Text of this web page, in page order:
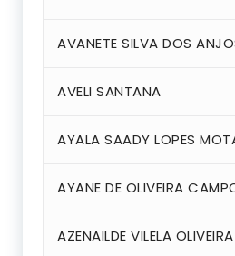
AVANETE SILVA DOS
AVELI SANTANA
AYALA SAADY LOPES
AYANE DE OLIVEIRA
AZENAILDE VILELA OLIVEIRA